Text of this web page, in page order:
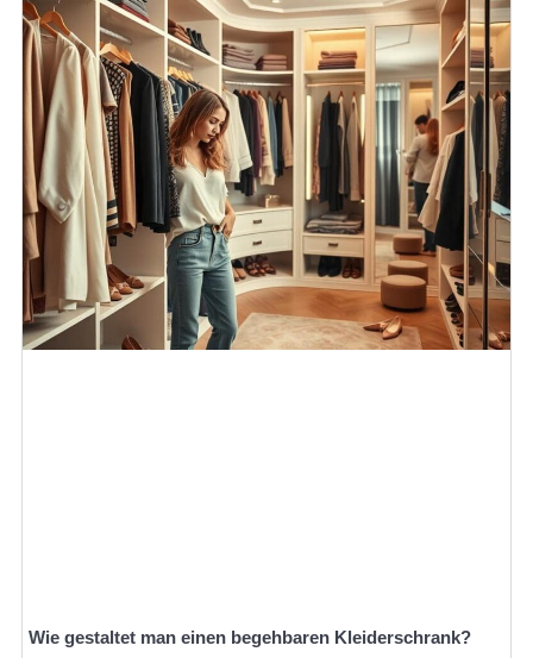
Wie gestaltet man einen begehbaren Kleiderschrank?